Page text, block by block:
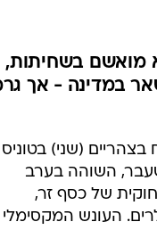
מואשם
במדינה - אך
בצהריים (שני) בטוניס
השוהה בערב
של כסף זר,
סמים ונשק בשווי כולל של 27 מיליון דולרים. העונש המקסימלי